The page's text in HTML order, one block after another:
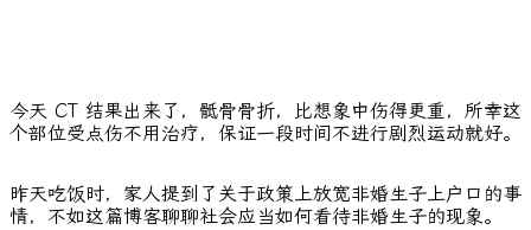
今天 CT 结果出来了，骶骨骨折，比想象中伤得更重，所幸这
个部位受点伤不用治疗，保证一段时间不进行剧烈运动就好。
昨天吃饭时，家人提到了关于政策上放宽非婚生子上户口的事
情，不如这篇博客聊聊社会应当如何看待非婚生子的现象。